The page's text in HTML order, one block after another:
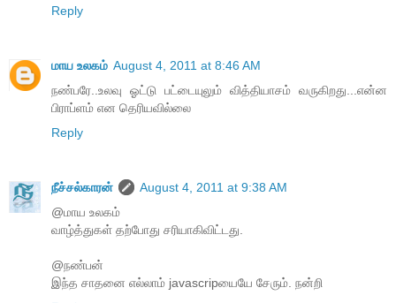
Reply
மாய உலகம் August 4, 2011 at 8:46 AM
நண்பரே..உலவு ஓட்டு பட்டையுலும் வித்தியாசம் வருகிறது...என்ன
பிராப்ளம் என தெரியவில்லை
Reply
நீச்சல்காரன்
August 4, 2011 at 9:38 AM
@மாய உலகம்
வாழ்த்துகள் தற்போது சரியாகிவிட்டது.
@நண்பன்
இந்த சாதனை எல்லாம் javascripயையே சேரும். நன்றி